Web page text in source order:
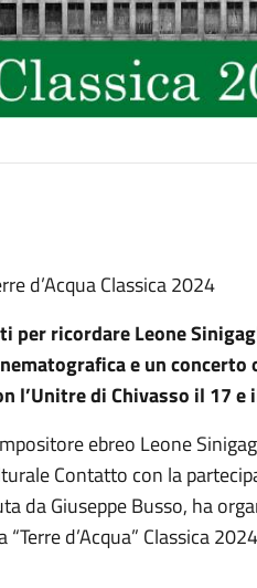
d’Acqua Classica 2024
per ricordare Leone
e un
l’Unitre di Chivasso il 17
ebreo Leone
Contatto con la
da Giuseppe Busso, ha
d’Acqua” Classica